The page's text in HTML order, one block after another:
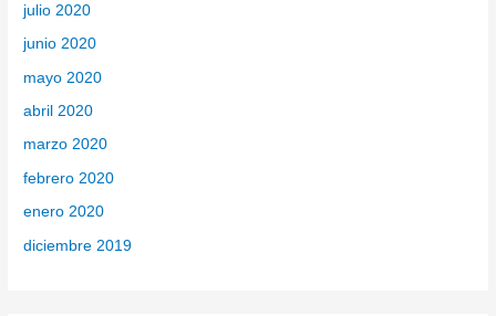
julio 2020
junio 2020
mayo 2020
abril 2020
marzo 2020
febrero 2020
enero 2020
diciembre 2019